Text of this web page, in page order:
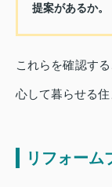
提案があるか。
これらを確認す
心して暮らせる住
リフォーム